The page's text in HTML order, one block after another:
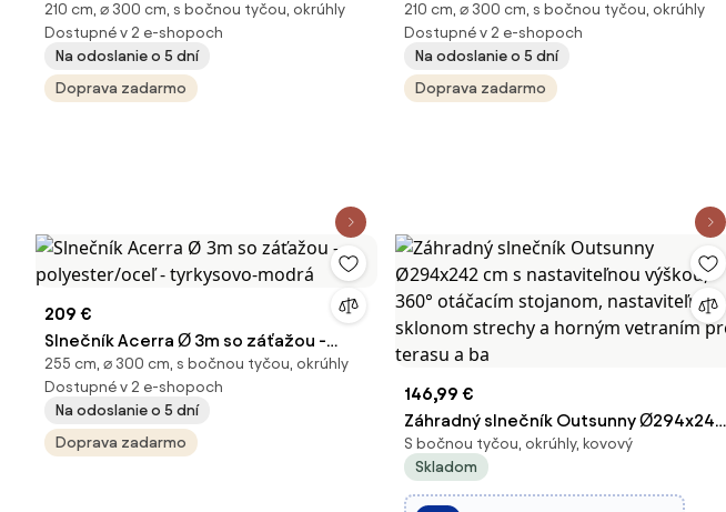
polyester/oceľ - zeleno-citrónová
210 cm, ⌀ 300 cm, s bočnou tyčou, okrúhly
Dostupné v 2 e-shopoch
Na odoslanie o 5 dní
Doprava zadarmo
polyester/oceľ - zeleno-citrónová
210 cm, ⌀ 300 cm, s bočnou tyčou, okrúhly
Dostupné v 2 e-shopoch
Na odoslanie o 5 dní
Doprava zadarmo
209 €
Slnečník Acerra Ø 3m so záťažou -
polyester/oceľ - tyrkysovo-modrá
255 cm, ⌀ 300 cm, s bočnou tyčou, okrúhly
Dostupné v 2 e-shopoch
Na odoslanie o 5 dní
Doprava zadarmo
146,99 €
Záhradný slnečník Outsunny Ø294x242
cm s nastaviteľnou výškou, 360°
otáčacím stojanom, nastaviteľným
sklonom strechy a horným vetraním
S bočnou tyčou, okrúhly, kovový
Skladom